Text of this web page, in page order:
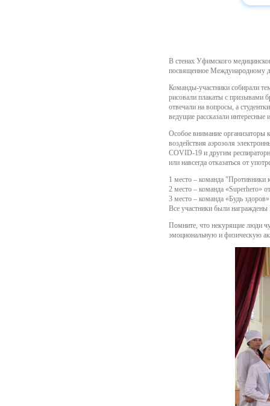
В стенах Уфимского
посвященное Международному
Команды-участники собирали
рисовали плакаты с призывами
отвечали на вопросы, а
ведущие рассказали
Особое внимание организаторы
воздействия аэрозоля
COVID-19 и другим
или навсегда отказаться от
1 место – команда "Противники
2 место – команда «Superhero»
3 место – команда «Будь
Все участники были
Помните, что некурящие люди
эмоциональную и физическую